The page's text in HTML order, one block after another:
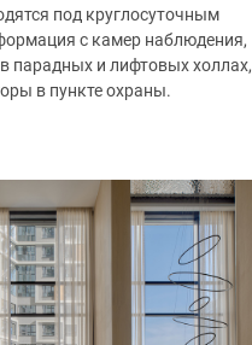
под круглосуточным
с камер наблюдения,
парадных и лифтовых холлах,
в пункте охраны.